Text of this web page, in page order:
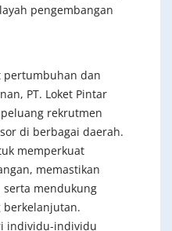
pengembangan
pertumbuhan dan
PT. Loket Pintar
rekrutmen
di berbagai daerah.
memperkuat
memastikan
mendukung
individu-individu